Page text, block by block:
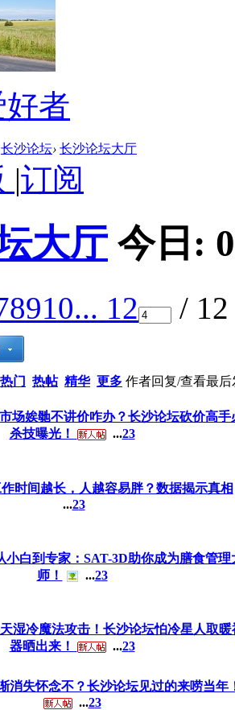
者
长沙论坛› 长沙论坛大厅
|订阅
大厅 今日: 0
8910... 12
/
热门 热帖 精华 更多 作者回复/查看最后
场娭毑不讲价咋办？长沙论坛砍价高手
杀技曝光！
...23
时间越长，人越容易胖？数据揭示真相
...23
小白到专家：SAT-3D助你成为膳食管理
师！
...23
湿冷魔法攻击！长沙论坛怕冷星人取暖
器晒出来！
...23
消失怀念不？长沙论坛见过的来唠当年
...23